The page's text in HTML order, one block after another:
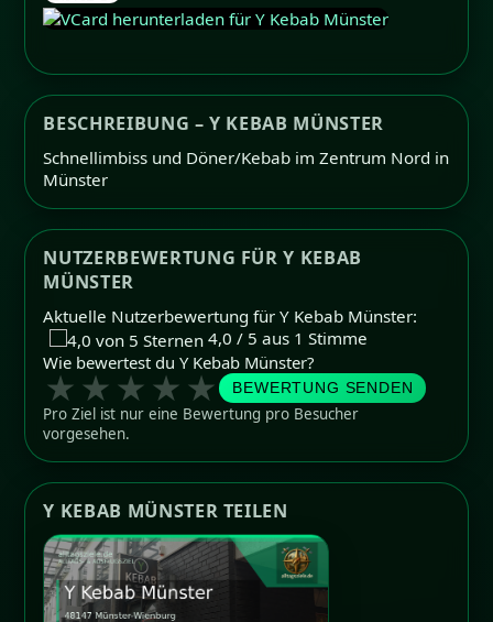
BESCHREIBUNG – Y KEBAB MÜNSTER
Schnellimbiss und Döner/Kebab im Zentrum Nord in
Münster
NUTZERBEWERTUNG FÜR Y KEBAB
MÜNSTER
Aktuelle Nutzerbewertung für Y Kebab Münster:
4,0 / 5 aus 1 Stimme
Wie bewertest du Y Kebab Münster?
★
★
★
★
★ BEWERTUNG SENDEN
Pro Ziel ist nur eine Bewertung pro Besucher
vorgesehen.
Y KEBAB MÜNSTER TEILEN